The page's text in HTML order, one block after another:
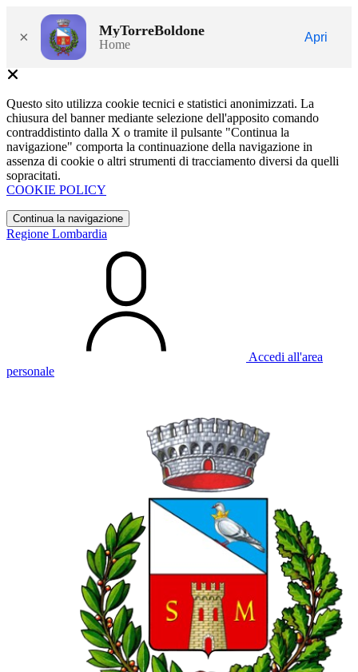
× MyTorreBoldone
Home
Apri
Questo sito utilizza cookie tecnici e statistici anonimizzati. La
chiusura del banner mediante selezione dell'apposito comando
contraddistinto dalla X o tramite il pulsante "Continua la
navigazione" comporta la continuazione della navigazione in
assenza di cookie o altri strumenti di tracciamento diversi da quelli
sopracitati.
COOKIE POLICY
Continua la navigazione
Regione Lombardia
Accedi all'area
personale